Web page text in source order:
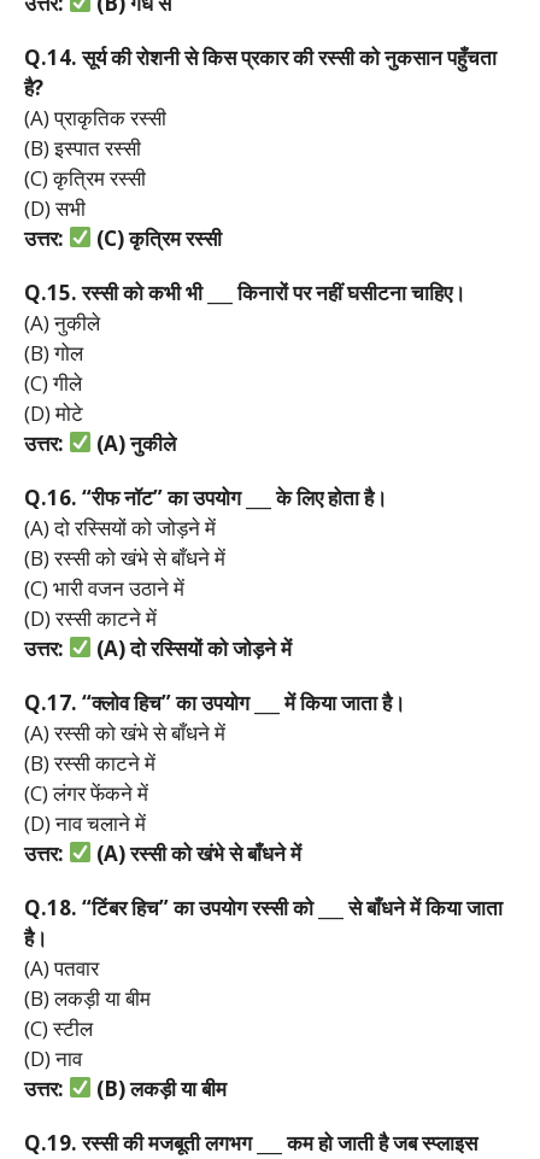
Q.14.सूर्यकीरोशनीसेकिसप्रकारकीरस्सीकोनुकसानपहुँचता
है?
(A) प्राकृतिक रस्सी
(B) इस्पात रस्सी
(C) कृत्रिम रस्सी
(D) सभी
उत्तर:
(C)कृत्रिमरस्सी
Q.15.रस्सीकोकभीभी ___किनारोंपरनहींघसीटनाचाहिए।
(A) नुकीले
(B) गोल
(C) गीले
(D) मोटे
उत्तर:
(A)नुकीले
Q.16. “रीफनॉट”काउपयोग ___केलिएहोताहै।
(A) दो रस्सियों को जोड़ने में
(B) रस्सी को खंभे से बाँधने में
(C) भारी वजन उठाने में
(D) रस्सी काटने में
उत्तर:
(A)दोरस्सियोंकोजोड़नेमें
Q.17. “क्लोवहिच”काउपयोग ___मेंकियाजाताहै।
(A) रस्सी को खंभे से बाँधने में
(B) रस्सी काटने में
(C) लंगर फेंकने में
(D) नाव चलाने में
उत्तर:
(A)रस्सीकोखंभेसेबाँधनेमें
Q.18. “टिंबरहिच”काउपयोगरस्सीको ___सेबाँधनेमेंकियाजाता
है।
(A) पतवार
(B) लकड़ी या बीम
(C) स्टील
(D) नाव
उत्तर:
(B)लकड़ीयाबीम
Q.19.रस्सीकीमजबूतीलगभग ___कमहोजातीहैजबस्प्लाइस